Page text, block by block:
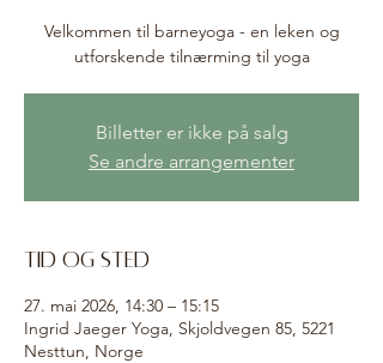
Velkommen til barneyoga - en leken og
utforskende tilnærming til yoga
Billetter er ikke på salg
Se andre arrangementer
Tid og sted
27. mai 2026, 14:30 – 15:15
Ingrid Jaeger Yoga, Skjoldvegen 85, 5221
Nesttun, Norge